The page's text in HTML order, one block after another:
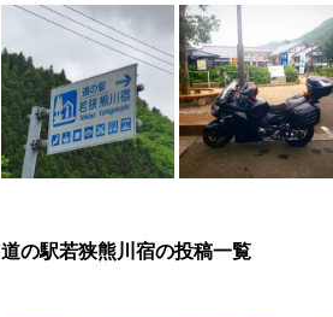
道の駅若狭熊川宿の投稿一覧